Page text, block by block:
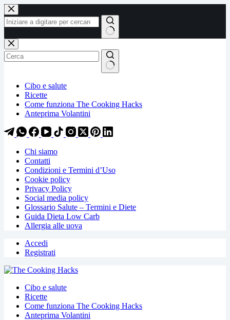
Salta
al
contenuto
Salta
al
contenuto
Nessun
risultato
Cibo e salute
Ricette
Come funziona The Cooking Hacks
Anteprima Volantini
Chi siamo
Contatti
Condizioni e Termini d’Uso
Cookie policy
Privacy Policy
Social media policy
Glossario Salute – Termini e Diete
Guida Dieta Low Carb
Allergia alle uova
Accedi
Registrati
Cibo e salute
Ricette
Come funziona The Cooking Hacks
Anteprima Volantini